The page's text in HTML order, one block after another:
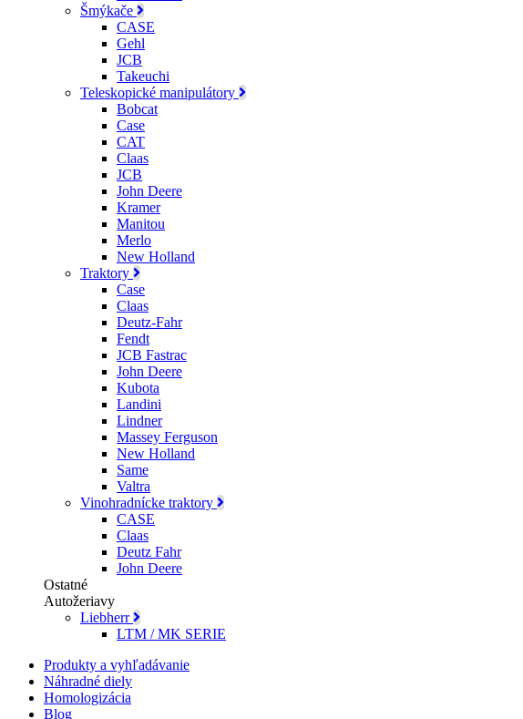
Šmýkače
CASE
Gehl
JCB
Takeuchi
Teleskopické manipulátory
Bobcat
Case
CAT
Claas
JCB
John Deere
Kramer
Manitou
Merlo
New Holland
Traktory
Case
Claas
Deutz-Fahr
Fendt
JCB Fastrac
John Deere
Kubota
Landini
Lindner
Massey Ferguson
New Holland
Same
Valtra
Vinohradnícke traktory
CASE
Claas
Deutz Fahr
John Deere
Ostatné
Autožeriavy
Liebherr
LTM / MK SERIE
Produkty a vyhľadávanie
Náhradné diely
Homologizácia
Blog